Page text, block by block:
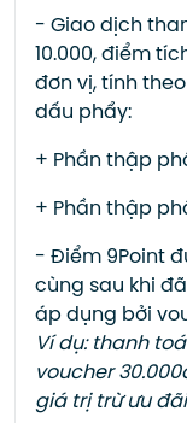
- Giao dịch
10.000, điểm
đơn vị, tính
dấu phẩy:
+ Phần thập
+ Phần thập
- Điểm 9Point
cùng sau khi
áp dụng bởi
Ví dụ: thanh
voucher
giá trị trừ ưu